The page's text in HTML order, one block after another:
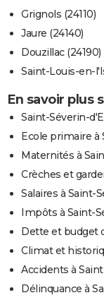
Grignols (24110)
Jaure (24140)
Douzillac (24190)
Saint-Louis-en-
En savoir plus
Saint-Séverin-
Ecole primaire à
Maternités à
Crèches et
Salaires à Saint-
Impôts à Saint-
Dette et budget
Climat et
Accidents à
Délinquance à